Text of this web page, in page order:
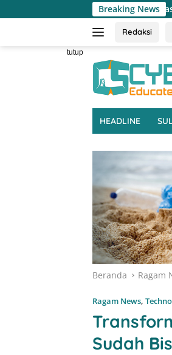
ke
Breaking News
Dominasi Reses DPRD Sulut
Redaksi
tutup
HEADLINE
Beranda Ragam
Ragam News, Techno
Sudah